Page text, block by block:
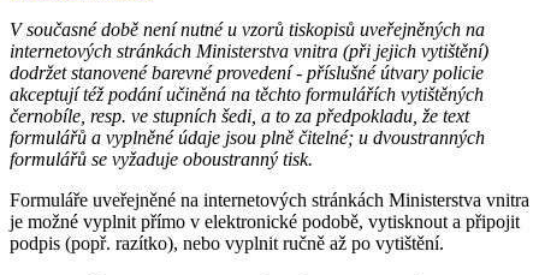
V současné době není nutné u vzorů tiskopisů uveřejněných na
internetových stránkách Ministerstva vnitra (při jejich vytištění)
dodržet stanovené barevné provedení - příslušné útvary policie
akceptují též podání učiněná na těchto formulářích vytištěných
černobíle, resp. ve stupních šedi, a to za předpokladu, že text
formulářů a vyplněné údaje jsou plně čitelné; u dvoustranných
formulářů se vyžaduje oboustranný tisk.
Formuláře uveřejněné na internetových stránkách Ministerstva vnitra
je možné vyplnit přímo v elektronické podobě, vytisknout a připojit
podpis (popř. razítko), nebo vyplnit ručně až po vytištění.